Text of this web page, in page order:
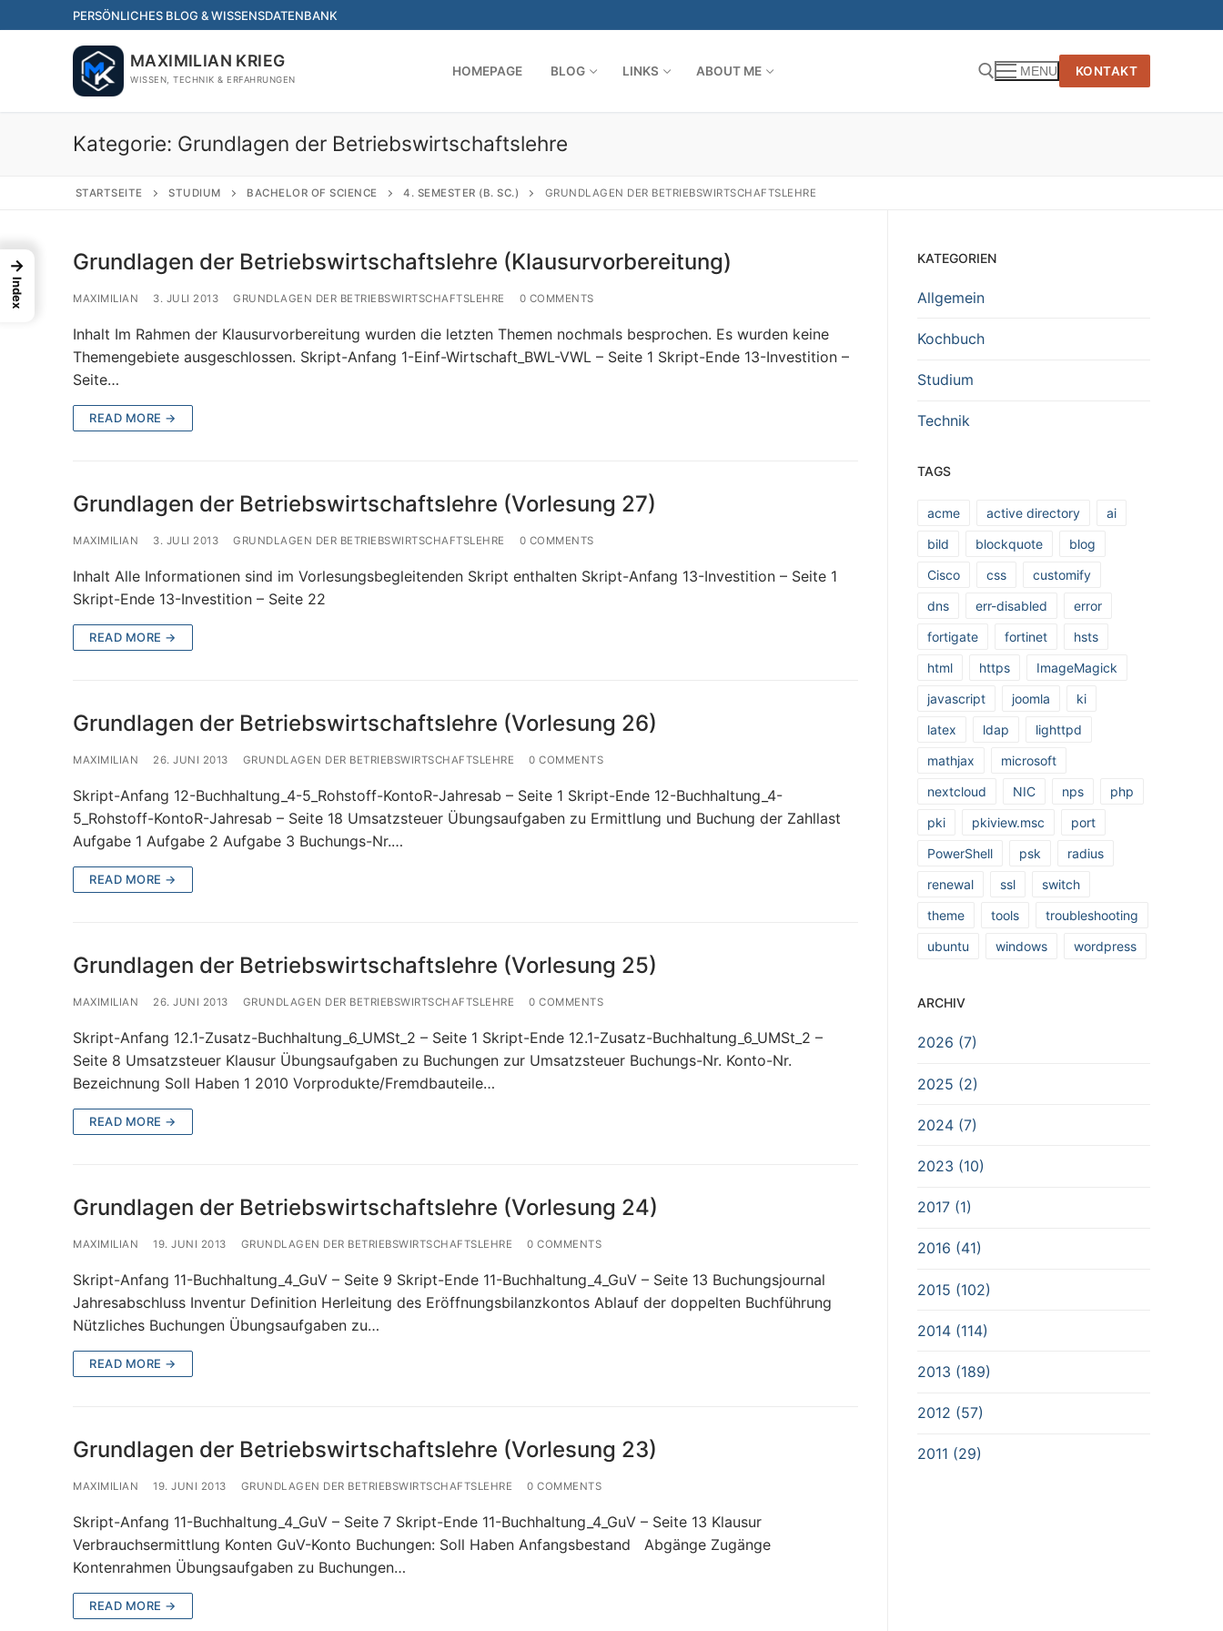
to
PERSÖNLICHES BLOG & WISSENSDATENBANK
MAXIMILIAN KRIEG
WISSEN, TECHNIK & ERFAHRUNGEN
HOMEPAGE BLOG LINKS ABOUT ME MENU KONTAKT
Kategorie: Grundlagen der Betriebswirtschaftslehre
STARTSEITE STUDIUM BACHELOR OF SCIENCE 4. SEMESTER (B. SC.) GRUNDLAGEN DER BETRIEBSWIRTSCHAFTSLEHRE
Grundlagen der Betriebswirtschaftslehre (Klausurvorbereitung)
MAXIMILIAN 3. JULI 2013 GRUNDLAGEN DER BETRIEBSWIRTSCHAFTSLEHRE 0 COMMENTS
Inhalt Im Rahmen der Klausurvorbereitung wurden die letzten Themen nochmals besprochen. Es wurden keine
Themengebiete ausgeschlossen. Skript-Anfang 1-Einf-Wirtschaft_BWL-VWL – Seite 1 Skript-Ende 13-Investition –
Seite…
READ MORE →
Grundlagen der Betriebswirtschaftslehre (Vorlesung 27)
MAXIMILIAN 3. JULI 2013 GRUNDLAGEN DER BETRIEBSWIRTSCHAFTSLEHRE 0 COMMENTS
Inhalt Alle Informationen sind im Vorlesungsbegleitenden Skript enthalten Skript-Anfang 13-Investition – Seite 1
Skript-Ende 13-Investition – Seite 22
READ MORE →
Grundlagen der Betriebswirtschaftslehre (Vorlesung 26)
MAXIMILIAN 26. JUNI 2013 GRUNDLAGEN DER BETRIEBSWIRTSCHAFTSLEHRE 0 COMMENTS
Skript-Anfang 12-Buchhaltung_4-5_Rohstoff-KontoR-Jahresab – Seite 1 Skript-Ende 12-Buchhaltung_4-
5_Rohstoff-KontoR-Jahresab – Seite 18 Umsatzsteuer Übungsaufgaben zu Ermittlung und Buchung der Zahllast
Aufgabe 1 Aufgabe 2 Aufgabe 3 Buchungs-Nr.…
READ MORE →
Grundlagen der Betriebswirtschaftslehre (Vorlesung 25)
MAXIMILIAN 26. JUNI 2013 GRUNDLAGEN DER BETRIEBSWIRTSCHAFTSLEHRE 0 COMMENTS
Skript-Anfang 12.1-Zusatz-Buchhaltung_6_UMSt_2 – Seite 1 Skript-Ende 12.1-Zusatz-Buchhaltung_6_UMSt_2 –
Seite 8 Umsatzsteuer Klausur Übungsaufgaben zu Buchungen zur Umsatzsteuer Buchungs-Nr. Konto-Nr.
Bezeichnung Soll Haben 1 2010 Vorprodukte/Fremdbauteile…
READ MORE →
Grundlagen der Betriebswirtschaftslehre (Vorlesung 24)
MAXIMILIAN 19. JUNI 2013 GRUNDLAGEN DER BETRIEBSWIRTSCHAFTSLEHRE 0 COMMENTS
Skript-Anfang 11-Buchhaltung_4_GuV – Seite 9 Skript-Ende 11-Buchhaltung_4_GuV – Seite 13 Buchungsjournal
Jahresabschluss Inventur Definition Herleitung des Eröffnungsbilanzkontos Ablauf der doppelten Buchführung
Nützliches Buchungen Übungsaufgaben zu…
READ MORE →
Grundlagen der Betriebswirtschaftslehre (Vorlesung 23)
MAXIMILIAN 19. JUNI 2013 GRUNDLAGEN DER BETRIEBSWIRTSCHAFTSLEHRE 0 COMMENTS
Skript-Anfang 11-Buchhaltung_4_GuV – Seite 7 Skript-Ende 11-Buchhaltung_4_GuV – Seite 13 Klausur
Verbrauchsermittlung Konten GuV-Konto Buchungen: Soll Haben Anfangsbestand Abgänge Zugänge
Kontenrahmen Übungsaufgaben zu Buchungen…
READ MORE →
KATEGORIEN
Allgemein
Kochbuch
Studium
Technik
TAGS
acme active directory
ai
bild
blockquote
blog
Cisco
css
customify
dns
err-disabled
error
fortigate
fortinet
hsts
html
https
ImageMagick
javascript
joomla
ki
latex
ldap
lighttpd
mathjax
microsoft
nextcloud
NIC nps
php
pki
pkiview.msc
port
PowerShell
psk
radius
renewal
ssl
switch
theme
tools
troubleshooting
ubuntu
windows wordpress
ARCHIV
2026 (7)
2025 (2)
2024 (7)
2023 (10)
2017 (1)
2016 (41)
2015 (102)
2014 (114)
2013 (189)
2012 (57)
2011 (29)
→
Index